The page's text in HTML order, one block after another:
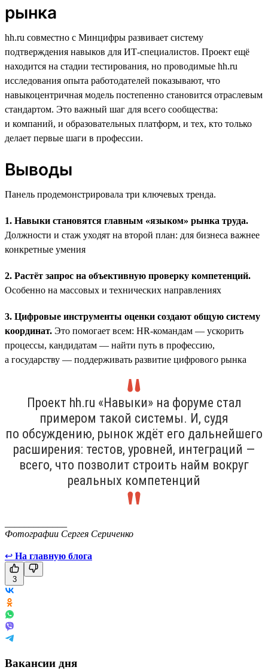
рынка
hh.ru совместно с Минцифры развивает систему
подтверждения навыков для ИТ-специалистов. Проект ещё
находится на стадии тестирования, но проводимые hh.ru
исследования опыта работодателей показывают, что
навыкоцентричная модель постепенно становится отраслевым
стандартом. Это важный шаг для всего сообщества:
и компаний, и образовательных платформ, и тех, кто только
делает первые шаги в профессии.
Выводы
Панель продемонстрировала три ключевых тренда.
1. Навыки становятся главным «языком» рынка труда.
Должности и стаж уходят на второй план: для бизнеса важнее
конкретные умения
2. Растёт запрос на объективную проверку компетенций.
Особенно на массовых и технических направлениях
3. Цифровые инструменты оценки создают общую систему
координат. Это помогает всем: HR-командам — ускорить
процессы, кандидатам — найти путь в профессию,
а государству — поддерживать развитие цифрового рынка
Проект hh.ru «Навыки» на форуме стал
примером такой системы. И, судя
по обсуждению, рынок ждёт его дальнейшего
расширения: тестов, уровней, интеграций —
всего, что позволит строить найм вокруг
реальных компетенций
Фотографии Сергея Сериченко
↩ На главную блога
3
Вакансии дня